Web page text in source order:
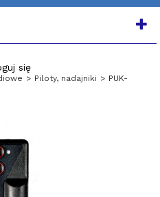
się
> Piloty, nadajniki > PUK-